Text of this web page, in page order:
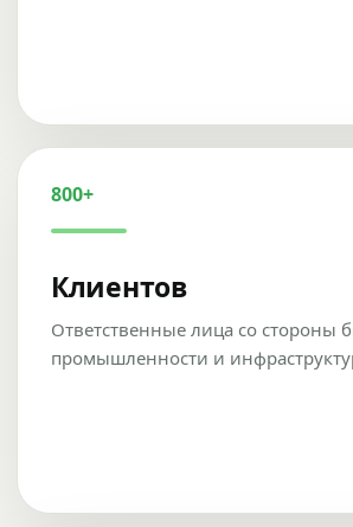
800+
Клиентов
Ответственные лица со стороны
промышленности и